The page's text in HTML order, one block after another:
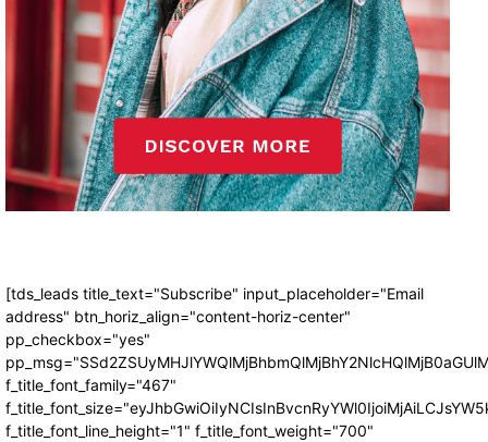
[tds_leads title_text="Subscribe" input_placeholder="Email
address" btn_horiz_align="content-horiz-center"
pp_checkbox="yes"
f_title_font_family="467"
f_title_font_line_height="1" f_title_font_weight="700"